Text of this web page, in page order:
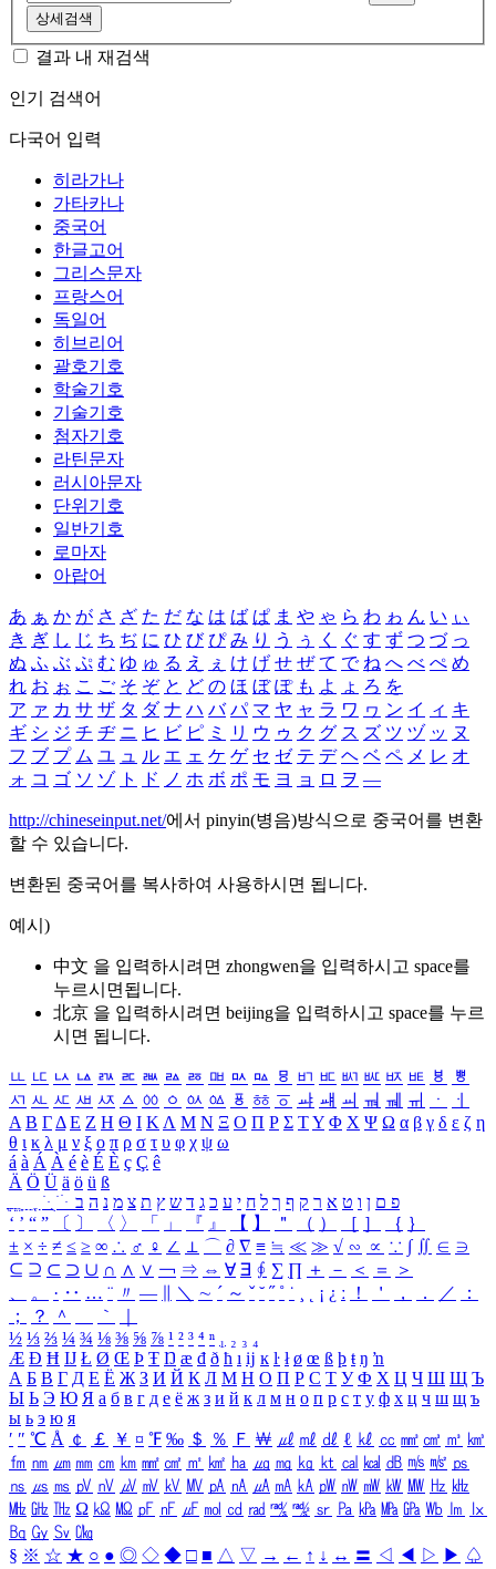
상세검색
결과 내 재검색
인기 검색어
다국어 입력
히라가나
가타카나
중국어
한글고어
그리스문자
프랑스어
독일어
히브리어
괄호기호
학술기호
기술기호
첨자기호
라틴문자
러시아문자
단위기호
일반기호
로마자
아랍어
あ ぁ か が さ ざ た だ な は ば ぱ ま や ゃ ら わ ゎ ん い ぃ
き ぎ し じ ち ぢ に ひ び ぴ み り う ぅ く ぐ す ず つ づ っ
ぬ ふ ぶ ぷ む ゆ ゅ る え ぇ け げ せ ぜ て で ね へ べ ぺ め
れ お ぉ こ ご そ ぞ と ど の ほ ぼ ぽ も よ ょ ろ を
ア ァ カ サ ザ タ ダ ナ ハ バ パ マ ヤ ャ ラ ワ ヮ ン イ ィ キ
ギ シ ジ チ ヂ ニ ヒ ビ ピ ミ リ ウ ゥ ク グ ス ズ ツ ヅ ッ ヌ
フ ブ プ ム ユ ュ ル エ ェ ケ ゲ セ ゼ テ デ ヘ ベ ペ メ レ オ
ォ コ ゴ ソ ゾ ト ド ノ ホ ボ ポ モ ヨ ョ ロ ヲ ―
http://chineseinput.net/에서 pinyin(병음)방식으로 중국어를 변환
할 수 있습니다.
변환된 중국어를 복사하여 사용하시면 됩니다.
예시)
中文 을 입력하시려면 zhongwen을 입력하시고 space를
누르시면됩니다.
北京 을 입력하시려면 beijing을 입력하시고 space를 누르
시면 됩니다.
ㅥ ㅦ ㅧ ㅨ ㅩ ㅪ ㅫ ㅬ ㅭ ㅮ ㅯ ㅰ ㅱ ㅲ ㅳ ㅴ ㅵ ㅶ ㅷ ㅸ
ㅹ
ㅺ ㅻ ㅼ ㅽ ㅾ ㅿ ㆀ ㆁ ㆂ ㆃ ㆄ ㆅ ㆆ ㆇ ㆈ ㆉ ㆊ ㆋ ㆌ ㆍ
ㆎ
Α Β ΓΔ Ε Ζ Η Θ Ι ΚΛ Μ Ν Ξ Ο Π Ρ Σ ΤΥ Φ Χ Ψ Ω α β γ δ ε ζ η
θ ι κ λ μ ν ξ ο π ρ σ τ υ φ χ ψ ω
á à Á À é è É È ç Ç ê
Ä Ö Ü ä ö ü ß
ִֶֹ ֻּ ׁׂ פ ם ן ו ט א ר ק ף ך ל ח י ע כ ג ד ש ץ ת צ מ נ ה ב
‘ ’ “ ” 〔 〕 〈 〉 「 」 『 』 【 】 ＂ （ ） ［ ］ ｛ ｝
± × ÷ ≠ ≤ ≥ ∞ ∴ ♂ ♀ ∠ ⊥ ⌒ ∂ ∇ ≡ ≒ ≪ ≫ √ ∽ ∝ ∵ ∫ ∬ ∈ ∋
⊆ ⊇ ⊂ ⊃ ∪ ∩ ∧ ∨ ￢ ⇒ ⇔ ∀ ∃ ∮ ∑ ∏ ＋ － ＜ ＝
＞
、
。 · ‥ … ¨ 〃 ― ＼ ∼ ´ ～ ˇ ˘ ˝ ˚ ˙ ¸ ¡ ¿ ː ！ ＇ ， ． ／
：
；
？ ＾ ｀
½ ⅓ ⅔ ¼ ¾ ⅛ ⅜ ⅝ ⅞ ¹ ² ³ ⁴ ⁿ ₁ ₂ ₃ ₄
Æ Ð Ħ Ĳ Ł Ø Œ Þ Ŧ Ŋ æ đ ð ħ ı ĳ ĸ ŀ ł ø œ ß þ ŧ ŋ ŉ
А Б В Г Д Е Ё Ж З И Й К Л М Н О П Р С Т У Ф Х Ц Ч Ш Щ Ъ
Ы Ь Э Ю Я а б в г д е ё ж з и й к л м н о п р с т у ф х ц ч ш щ ъ
ы ь э ю я
′ ″ ℃ Å ￠ ￡ ￥ ¤ ℉ ‰ ＄ ％ Ｆ ￦ ㎕ ㎖ ㎗ ℓ ㎘ ㏄ ㎣ ㎤ ㎥ ㎦
㎙ ㎚ ㎛ ㎜ ㎝ ㎞ ㎟ ㎠ ㎡ ㎢ ㏊ ㎍ ㎎ ㎏ ㏏ ㎈ ㎉ ㏈ ㎧ ㎨ ㎰
㎱ ㎲ ㎳ ㎴ ㎵ ㎶ ㎷ ㎸ ㎹ ㎀ ㎁ ㎂ ㎃ ㎄ ㎺ ㎻ ㎽ ㎾ ㎿ ㎐ ㎑
㎒ ㎓ ㎔ Ω ㏀ ㏁ ㎊ ㎋ ㎌ ㏖ ㏅ ㎭ ㎮ ㎯ ㏛ ㎩ ㎪ ㎫ ㎬ ㏝ ㏐
㏓
㏃ ㏉ ㏜ ㏆
§ ※ ☆ ★ ○ ● ◎ ◇ ◆ □ ■ △ ▽ → ← ↑ ↓ ↔ 〓 ◁ ◀ ▷ ▶ ♤